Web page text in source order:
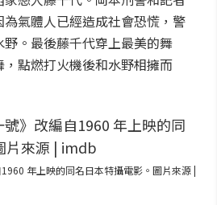
氣體人已經造成社會恐慌，警
。最後藤千代穿上最美的舞
點燃打火機後和水野相擁而
年上映的同名日本特攝電影。圖片來源 |